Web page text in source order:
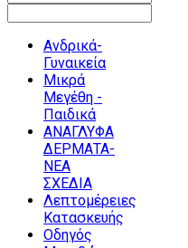
Ανδρικά-
Γυναικεία
Μικρά
Μεγέθη -
Παιδικά
ΑΝΑΓΛΥΦΑ
ΔΕΡΜΑΤΑ-
ΝΕΑ
ΣΧΕΔΙΑ
Λεπτομέρειες
Κατασκευής
Οδηγός